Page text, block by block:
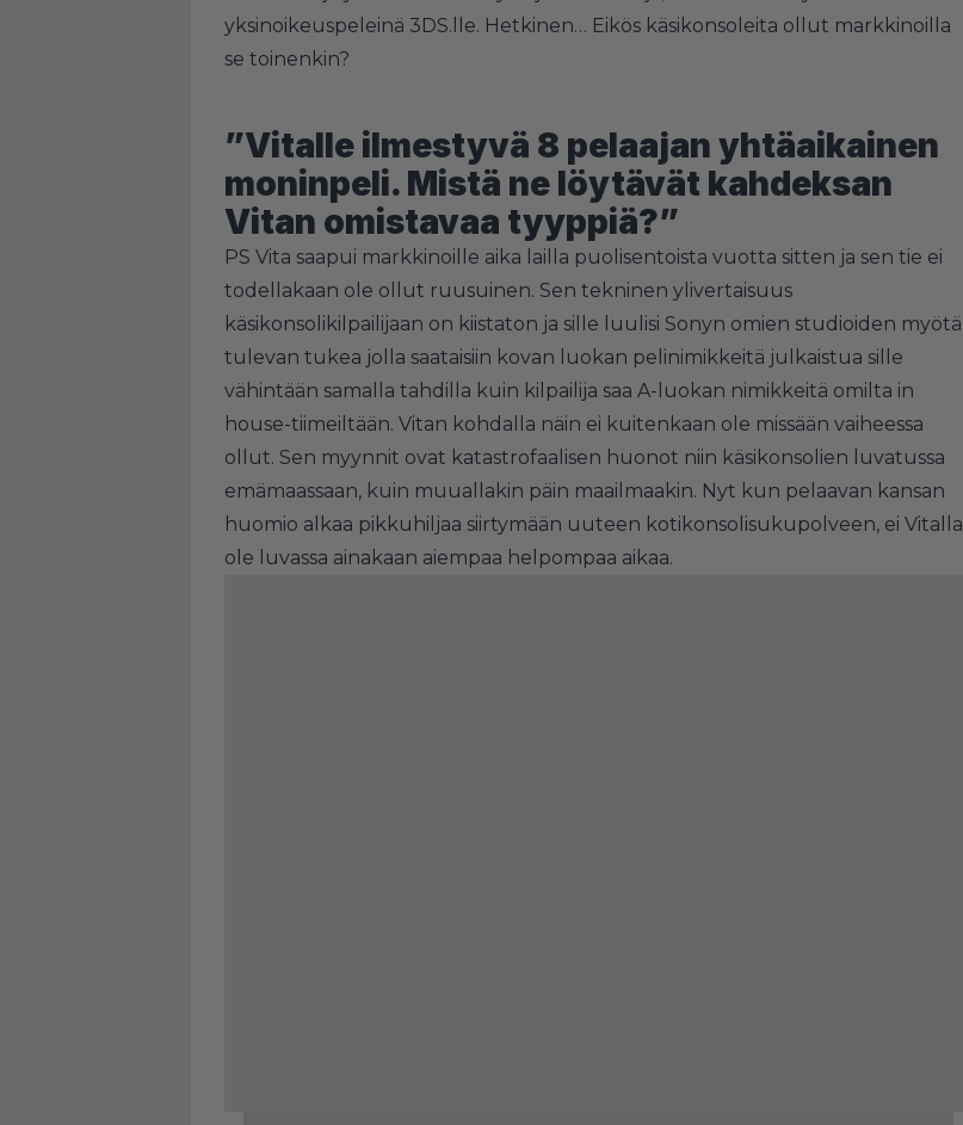
yksinoikeuspeleinä 3DS.lle. Hetkinen… Eikös käsikonsoleita ollut markkinoilla
se toinenkin?
”Vitalle ilmestyvä 8 pelaajan yhtäaikainen
moninpeli. Mistä ne löytävät kahdeksan
Vitan omistavaa tyyppiä?”
PS Vita saapui markkinoille aika lailla puolisentoista vuotta sitten ja sen tie ei
todellakaan ole ollut ruusuinen. Sen tekninen ylivertaisuus
käsikonsolikilpailijaan on kiistaton ja sille luulisi Sonyn omien studioiden myötä
tulevan tukea jolla saataisiin kovan luokan pelinimikkeitä julkaistua sille
vähintään samalla tahdilla kuin kilpailija saa A-luokan nimikkeitä omilta in
house-tiimeiltään. Vitan kohdalla näin ei kuitenkaan ole missään vaiheessa
ollut. Sen myynnit ovat katastrofaalisen huonot niin käsikonsolien luvatussa
emämaassaan, kuin muuallakin päin maailmaakin. Nyt kun pelaavan kansan
huomio alkaa pikkuhiljaa siirtymään uuteen kotikonsolisukupolveen, ei Vitalla
ole luvassa ainakaan aiempaa helpompaa aikaa.